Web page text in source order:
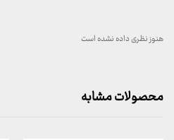
هنوز نظری داده نشده است
محصولات مشابه